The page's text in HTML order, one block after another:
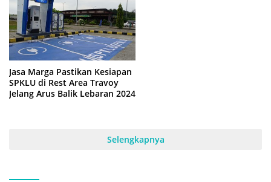
Jasa Marga Pastikan Kesiapan
SPKLU di Rest Area Travoy
Jelang Arus Balik Lebaran 2024
Selengkapnya